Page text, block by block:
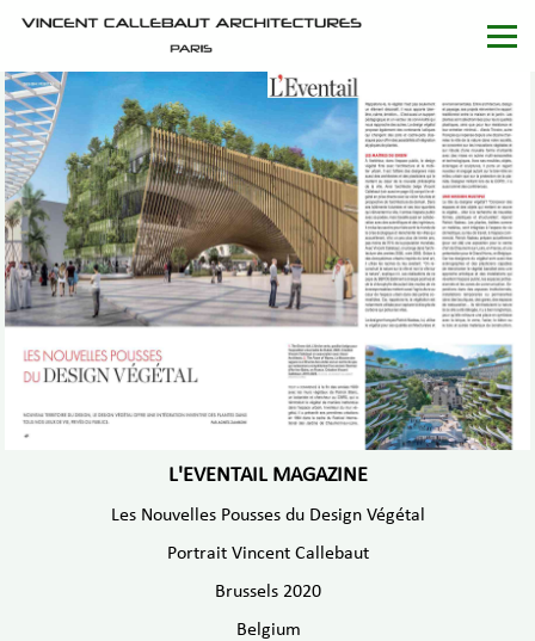
L'EVENTAIL MAGAZINE
Les Nouvelles Pousses du Design Végétal
Portrait Vincent Callebaut
Brussels 2020
Belgium